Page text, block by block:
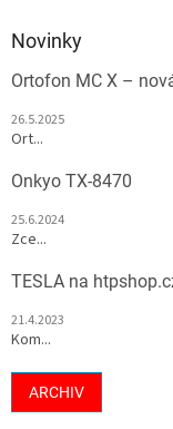
Novinky
Ortofon MC X –
26.5.2025
Ort...
Onkyo TX-8470
25.6.2024
Zce...
TESLA na
21.4.2023
Kom...
ARCHIV